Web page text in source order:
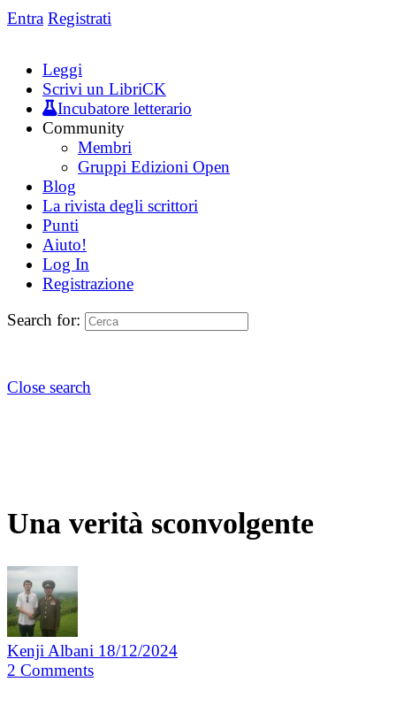
Entra Registrati
Leggi
Scrivi un LibriCK
Incubatore letterario
Community
Membri
Gruppi Edizioni Open
Blog
La rivista degli scrittori
Punti
Aiuto!
Log In
Registrazione
Search for:
Close search
Una verità sconvolgente
Kenji Albani 18/12/2024
2 Comments